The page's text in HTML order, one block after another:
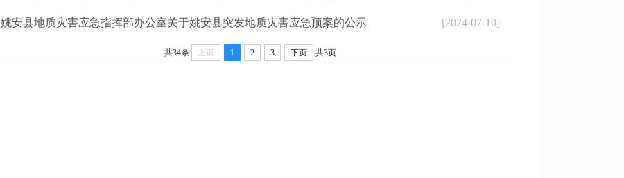
姚安县地质灾害应急指挥部办公室关于姚安县突发地质灾害应急预案的公示 [2024-07-10]
共34条 上页 1 2 3 下页 共3页